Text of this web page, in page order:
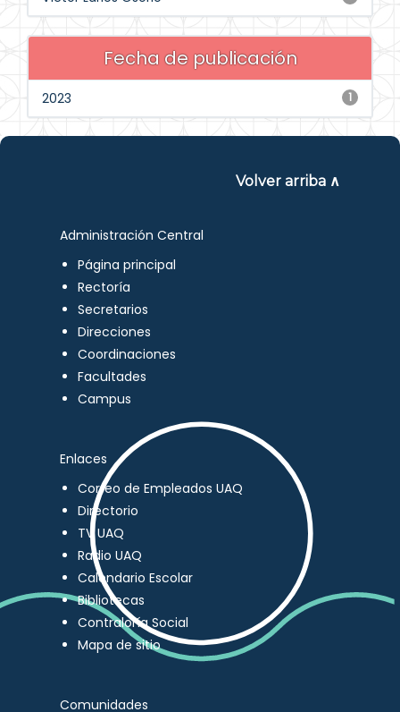
Fecha de publicación
1
2023
Volver arriba ∧
Administración Central
Página principal
Rectoría
Secretarios
Direcciones
Coordinaciones
Facultades
Campus
Enlaces
Correo de Empleados UAQ
Directorio
TV UAQ
Radio UAQ
Calendario Escolar
Bibliotecas
Contraloría Social
Mapa de sitio
Comunidades